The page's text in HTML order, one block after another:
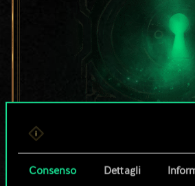
Consenso Dettagli
Per ora, è
set di